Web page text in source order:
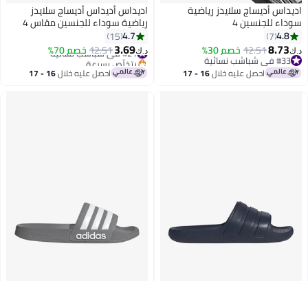
اديداس أديساج سلايدز رياضية
سوداء للجنسين 4
4.8
7
د.ك‏8.73
12.51خصم 30%
#33 في شباشب نسائية
#33 في شباشب نسائية احصل عليه خلال 16 - 17
اديداس أديداس أديساج سلايدز
رياضية سوداء للجنسين مقاس 4
4.7
15
د.ك‏3.69
12.51خصم 70% #21 في شباشب نسائية
بتخلّص بسرعة
#21 في شباشب نسائية احصل عليه خلال 16 - 17